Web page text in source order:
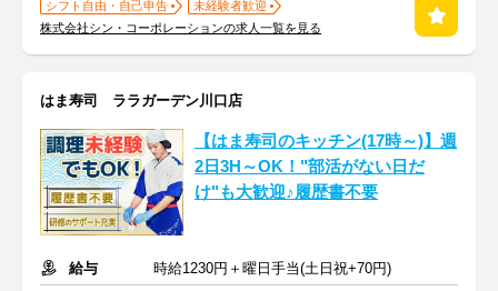
シフト自由・自己申告
未経験者歓迎
株式会社シン・コーポレーションの求人一覧を見る
はま寿司 ララガーデン川口店
【はま寿司のキッチン(17時～)】週
2日3H～OK！"部活がない日だ
け"も大歓迎♪履歴書不要
給与
時給1230円＋曜日手当(土日祝+70円)